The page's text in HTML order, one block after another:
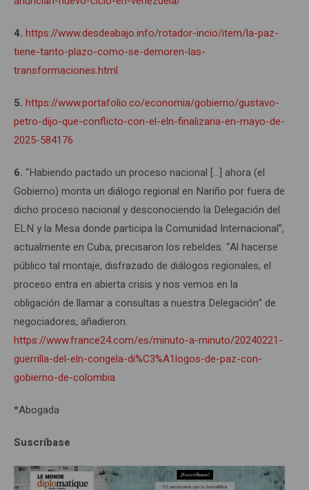
4. https://www.desdeabajo.info/rotador-incio/item/la-paz-
tiene-tanto-plazo-como-se-demoren-las-
transformaciones.html
5. https://www.portafolio.co/economia/gobierno/gustavo-
petro-dijo-que-conflicto-con-el-eln-finalizaria-en-mayo-de-
2025-584176
6. “Habiendo pactado un proceso nacional […] ahora (el
Gobierno) monta un diálogo regional en Nariño por fuera de
dicho proceso nacional y desconociendo la Delegación del
ELN y la Mesa donde participa la Comunidad Internacional”,
actualmente en Cuba, precisaron los rebeldes. “Al hacerse
público tal montaje, disfrazado de diálogos regionales, el
proceso entra en abierta crisis y nos vemos en la
obligación de llamar a consultas a nuestra Delegación” de
negociadores, añadieron.
https://www.france24.com/es/minuto-a-minuto/20240221-
guerrilla-del-eln-congela-di%C3%A1logos-de-paz-con-
gobierno-de-colombia
*Abogada
Suscríbase